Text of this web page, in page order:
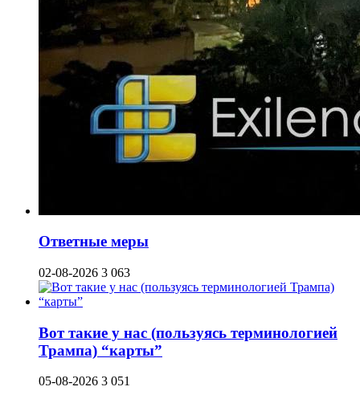
Ответные меры
02-08-2026 3 063
Вот такие у нас (пользуясь терминологией
Трампа) “карты”
05-08-2026 3 051